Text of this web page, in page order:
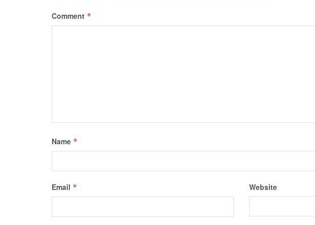
Comment *
Name *
Email * Website